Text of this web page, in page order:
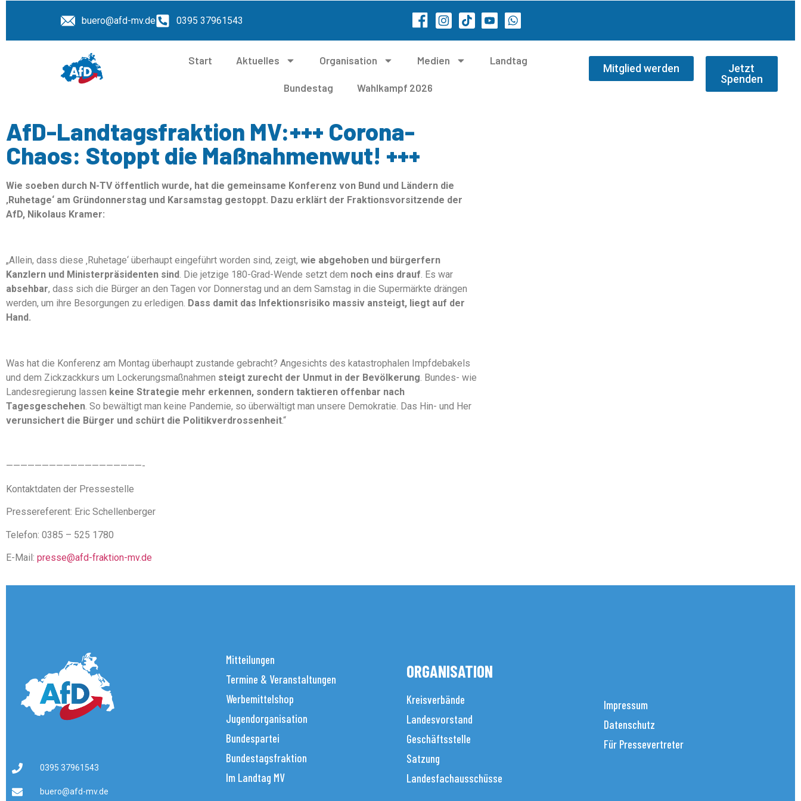
buero@afd-mv.de 0395 37961543
Start Aktuelles Organisation Medien Landtag
Bundestag Wahlkampf 2026
Mitglied werden
Jetzt
Spenden
AfD-Landtagsfraktion MV:+++ Corona-
Chaos: Stoppt die Maßnahmenwut! +++
Wie soeben durch N-TV öffentlich wurde, hat die gemeinsame Konferenz von Bund und Ländern die
‚Ruhetage‘ am Gründonnerstag und Karsamstag gestoppt. Dazu erklärt der Fraktionsvorsitzende der
AfD, Nikolaus Kramer:
„Allein, dass diese ‚Ruhetage‘ überhaupt eingeführt worden sind, zeigt, wie abgehoben und bürgerfern
Kanzlern und Ministerpräsidenten sind . Die jetzige 180-Grad-Wende setzt dem noch eins drauf . Es war
absehbar, dass sich die Bürger an den Tagen vor Donnerstag und an dem Samstag in die Supermärkte drängen
werden, um ihre Besorgungen zu erledigen. Dass damit das Infektionsrisiko massiv ansteigt, liegt auf der
Hand.
Was hat die Konferenz am Montag überhaupt zustande gebracht? Angesichts des katastrophalen Impfdebakels
und dem Zickzackkurs um Lockerungsmaßnahmen steigt zurecht der Unmut in der Bevölkerung . Bundes- wie
Landesregierung lassen keine Strategie mehr erkennen, sondern taktieren offenbar nach
Tagesgeschehen . So bewältigt man keine Pandemie, so überwältigt man unsere Demokratie. Das Hin- und Her
verunsichert die Bürger und schürt die Politikverdrossenheit.“
———————————————————-
Kontaktdaten der Pressestelle
Pressereferent: Eric Schellenberger
Telefon: 0385 – 525 1780
E-Mail: presse@afd-fraktion-mv.de
0395 37961543
buero@afd-mv.de
Mitteilungen
Termine & Veranstaltungen
Werbemittelshop
Jugendorganisation
Bundespartei
Bundestagsfraktion
Im Landtag MV
ORGANISATION
Kreisverbände
Landesvorstand
Geschäftsstelle
Satzung
Landesfachausschüsse
Impressum
Datenschutz
Für Pressevertreter